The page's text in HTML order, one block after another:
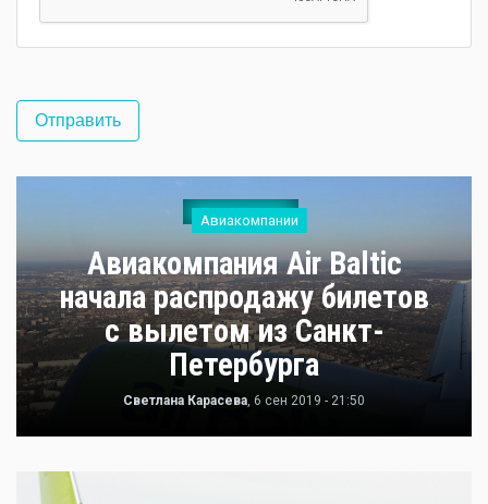
Авиакомпании
Авиакомпания Air Baltic
начала распродажу билетов
с вылетом из Санкт-
Петербурга
Светлана Карасева, 6 сен 2019 - 21:50